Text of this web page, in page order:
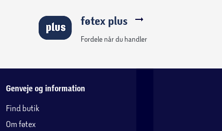
(2700 – 6500K). LED-pærerne kan også dæmpes, så
belysningen passer til både hygge og aktivitet.
SMART+ LED-pærer fås i mange former og størrelser. LED-
strømforbrug og meget lang levetid.
LEDVANCE SMART+ sortimentet er bredt og indeholder
føtex plus
Fordele når du handler
Genveje og information
Find butik
Om føtex